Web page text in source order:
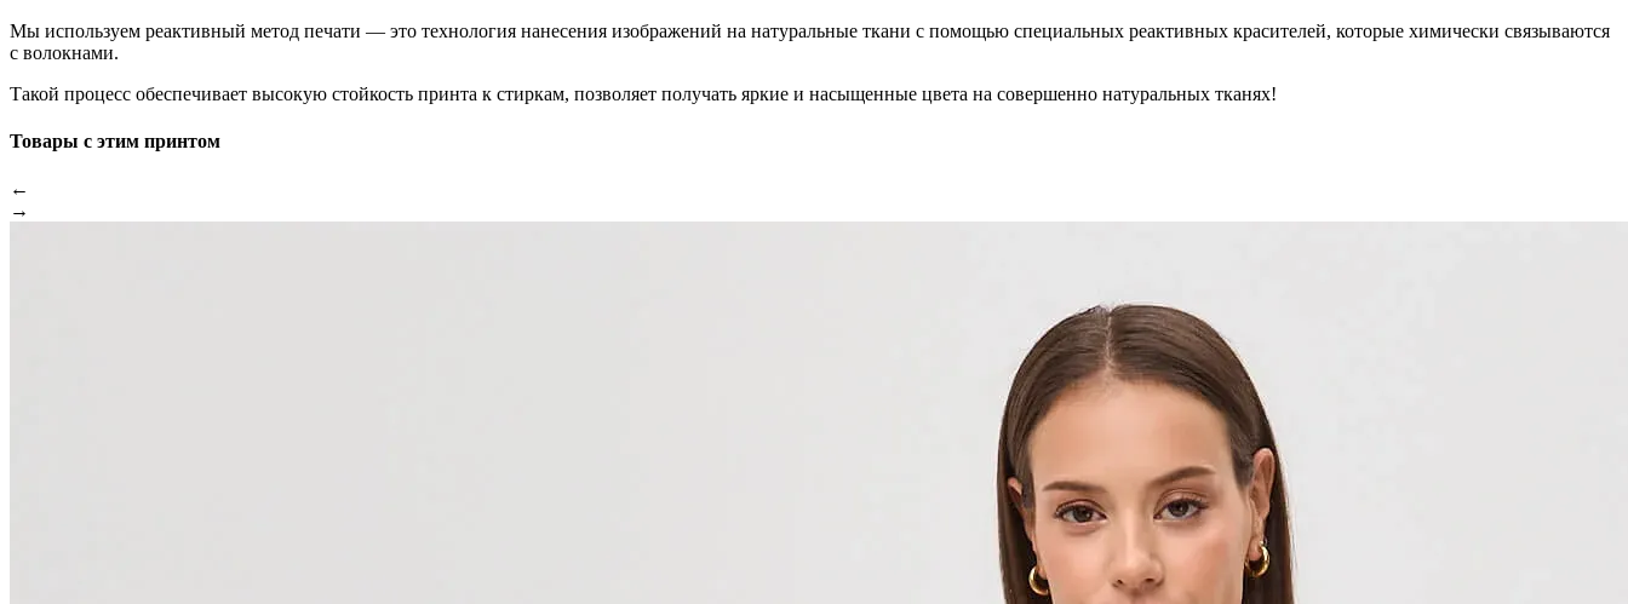
Мы используем реактивный метод печати — это технология нанесения изображений на натуральные ткани с помощью специальных реактивных красителей, которые химически связываются
с волокнами.
Такой процесс обеспечивает высокую стойкость принта к стиркам, позволяет получать яркие и насыщенные цвета на совершенно натуральных тканях!
Товары с этим принтом
←
→